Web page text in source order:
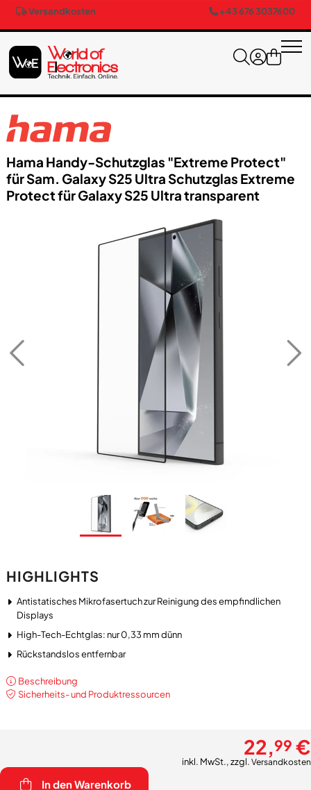
Versandkosten +43 676 3037600
Hama Handy-Schutzglas "Extreme Protect"
für Sam. Galaxy S25 Ultra Schutzglas Extreme
Protect für Galaxy S25 Ultra transparent
HIGHLIGHTS
Antistatisches Mikrofasertuch zur Reinigung des empfindlichen
Displays
High-Tech-Echtglas: nur 0,33 mm dünn
Rückstandslos entfernbar
Beschreibung
Sicherheits- und Produktressourcen
22,99 €
inkl. MwSt., zzgl. Versandkosten
In den Warenkorb